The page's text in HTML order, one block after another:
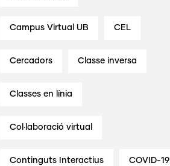
Campus Virtual UB CEL
Cercadors Classe inversa
Classes en línia
Col·laboració virtual
Continguts Interactius COVID-19